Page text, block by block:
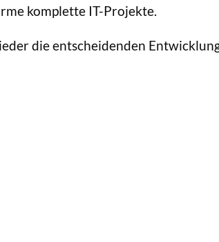
komplette IT-Projekte.
die entscheidenden